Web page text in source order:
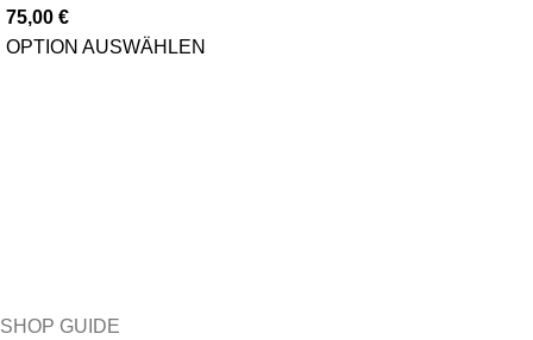
75,00 €
OPTION AUSWÄHLEN
SHOP GUIDE